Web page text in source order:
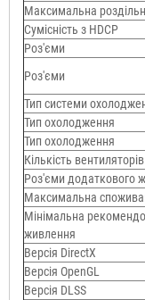
Максимальна
Сумісність з HDCP
Роз'єми
Роз'єми
Тип системи
Тип охолодження
Тип охолодження
Кількість вентиляторів
Роз'єми додаткового
Максимальна
Мінімальна
живлення
Версія DirectX
Версія OpenGL
Версія DLSS